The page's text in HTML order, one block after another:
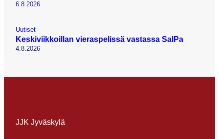
6.8.2026
Uutiset
Keskiviikkoillan vieraspelissä vastassa SalPa
4.8.2026
JJK Jyväskylä